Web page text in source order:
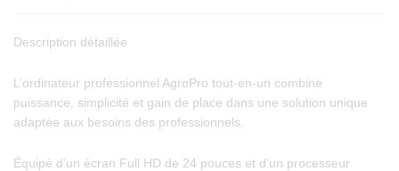
Description détaillée
L’ordinateur professionnel AgroPro tout-en-un combine
puissance, simplicité et gain de place dans une solution unique
adaptée aux besoins des professionnels.
Équipé d’un écran Full HD de 24 pouces et d’un processeur